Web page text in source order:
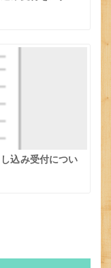
込み受付につい